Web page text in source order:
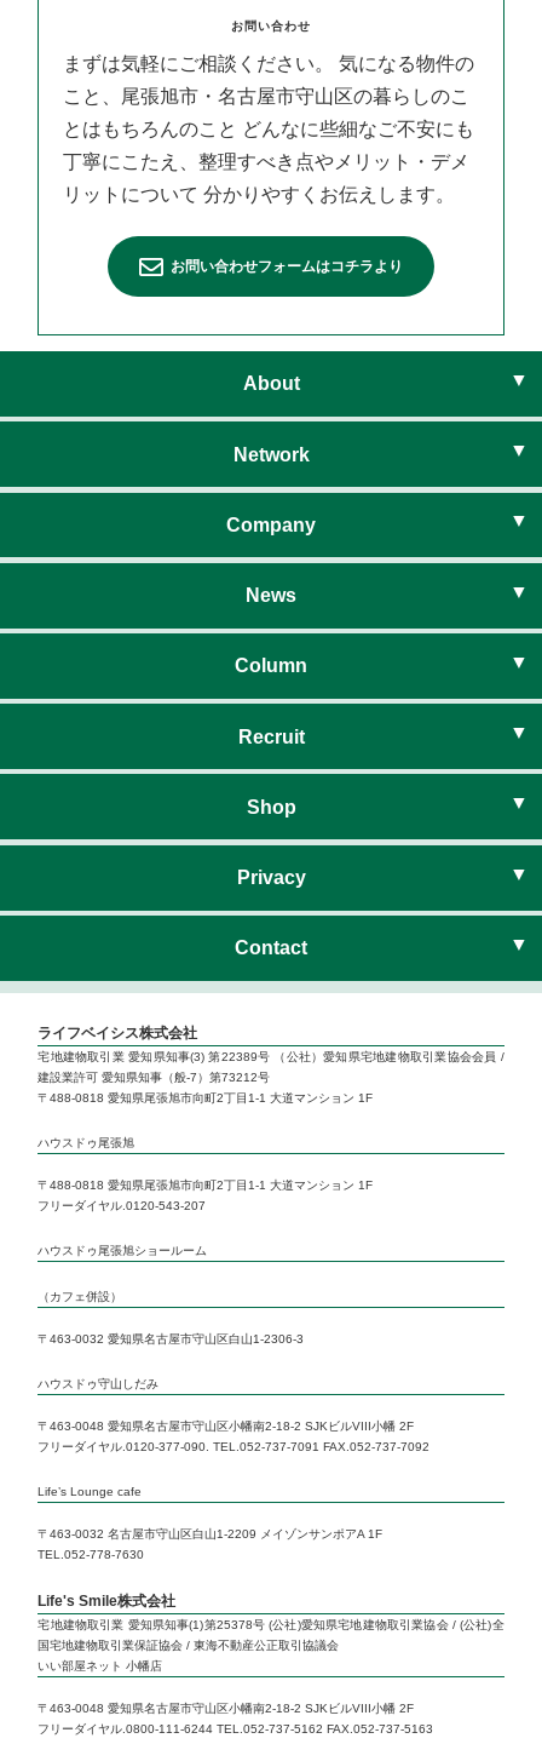
お問い合わせ
まずは気軽にご相談ください。
気になる物件の
こと、尾張旭市・名古屋市守山区の暮らしのこ
とはもちろんのこと どんなに些細なご不安にも
丁寧にこたえ、整理すべき点やメリット・デメ
リットについて 分かりやすくお伝えします。
お問い合わせフォームはコチラより
About
ライフベイシスとは
Network
住まいのネットワーク
Company
社長挨拶
経営理念
会社概要
News
お知らせ
Column
暮らしのコラム
暮らしのイベント
Recruit
新卒採用
Shop
ハウスドゥ尾張旭
ハウスドゥ尾張旭 サテライト
Life’s 1Day Reform
いい部屋ネット 小幡店
Privacy
プライバシーポリシー
Contact
ライフベイシス株式会社
宅地建物取引業 愛知県知事(3) 第22389号 （公社）愛知県宅地建物取引業協会会員 /
建設業許可 愛知県知事（般-7）第73212号
〒488-0818 愛知県尾張旭市向町2丁目1-1 大道マンション 1F
ハウスドゥ尾張旭
〒488-0818 愛知県尾張旭市向町2丁目1-1 大道マンション 1F
フリーダイヤル.0120-543-207
ハウスドゥ尾張旭ショールーム
（カフェ併設）
〒463-0032 愛知県名古屋市守山区白山1-2306-3
ハウスドゥ守山しだみ
〒463-0048 愛知県名古屋市守山区小幡南2-18-2 SJKビルVIII小幡 2F
フリーダイヤル.0120-377-090. TEL.052-737-7091 FAX.052-737-7092
Life’s Lounge cafe
〒463-0032 名古屋市守山区白山1-2209 メイゾンサンポアA 1F
TEL.052-778-7630
Life's Smile株式会社
宅地建物取引業 愛知県知事(1)第25378号 (公社)愛知県宅地建物取引業協会 / (公社)全
国宅地建物取引業保証協会 / 東海不動産公正取引協議会
いい部屋ネット 小幡店
〒463-0048 愛知県名古屋市守山区小幡南2-18-2 SJKビルVIII小幡 2F
フリーダイヤル.0800-111-6244 TEL.052-737-5162 FAX.052-737-5163